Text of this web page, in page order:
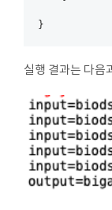
실행 결과는 다음